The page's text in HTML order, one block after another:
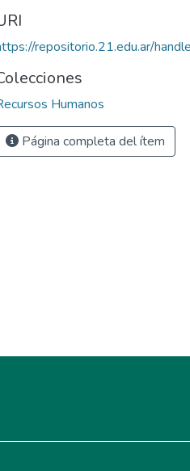
repositorio.21.edu.ar/
Humanos
Página completa del ítem